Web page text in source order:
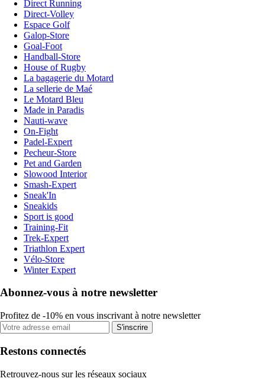
Direct Running
Direct-Volley
Espace Golf
Galop-Store
Goal-Foot
Handball-Store
House of Rugby
La bagagerie du Motard
La sellerie de Maé
Le Motard Bleu
Made in Paradis
Nauti-wave
On-Fight
Padel-Expert
Pecheur-Store
Pet and Garden
Slowood Interior
Smash-Expert
Sneak'In
Sneakids
Sport is good
Training-Fit
Trek-Expert
Triathlon Expert
Vélo-Store
Winter Expert
Abonnez-vous à notre newsletter
Profitez de -10% en vous inscrivant à notre newsletter
S'inscrire
Restons connectés
Retrouvez-nous sur les réseaux sociaux